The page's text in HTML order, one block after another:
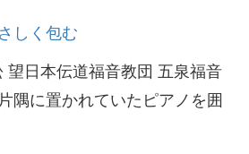
しく包む
日本伝道福音教団 五泉福音
隅に置かれていたピアノを囲